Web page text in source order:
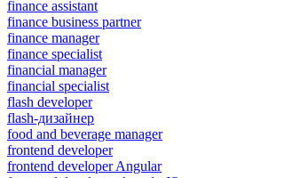
finance assistant
finance business partner
finance manager
finance specialist
financial manager
financial specialist
flash developer
flash-дизайнер
food and beverage manager
frontend developer
frontend developer Angular